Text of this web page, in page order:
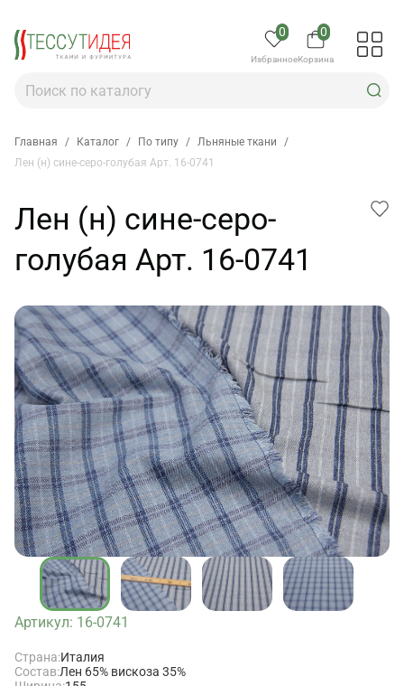
0
Избранное
0
Корзина
Главная / Каталог / По типу / Льняные ткани
/
Лен (н) сине-серо-голубая Арт. 16-0741
Лен (н) сине-серо-
голубая Арт. 16-0741
Артикул: 16-0741
Страна:Италия
Состав:Лен 65% вискоза 35%